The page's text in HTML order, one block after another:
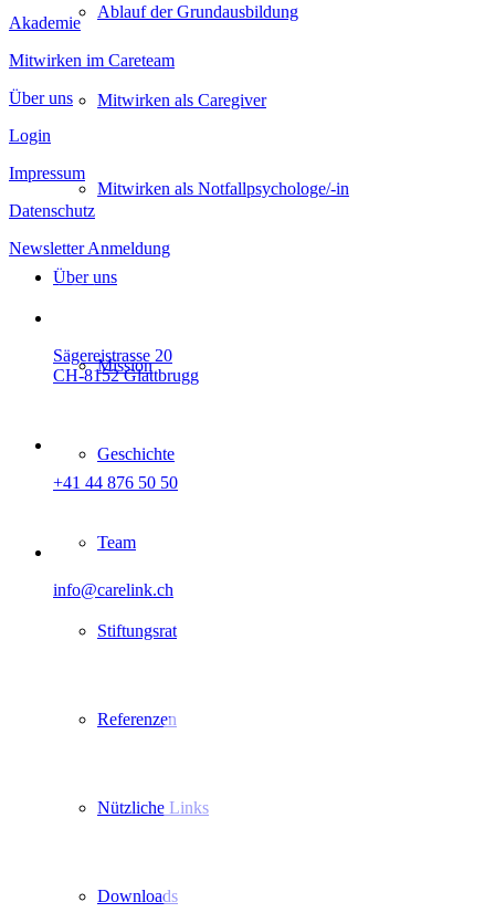
Ablauf der Grundausbildung
Mitwirken als Caregiver
Mitwirken als Not­fallpsychologe/-in
Über uns
Mission
Geschichte
Team
Stiftungsrat
Referenzen
Nützliche Links
Downloads
Akademie
Mitwirken im Careteam
Über uns
Login
Impressum
Datenschutz
Newsletter Anmeldung
Sägereistrasse 20
CH-8152 Glattbrugg
+41 44 876 50 50
info@carelink.ch